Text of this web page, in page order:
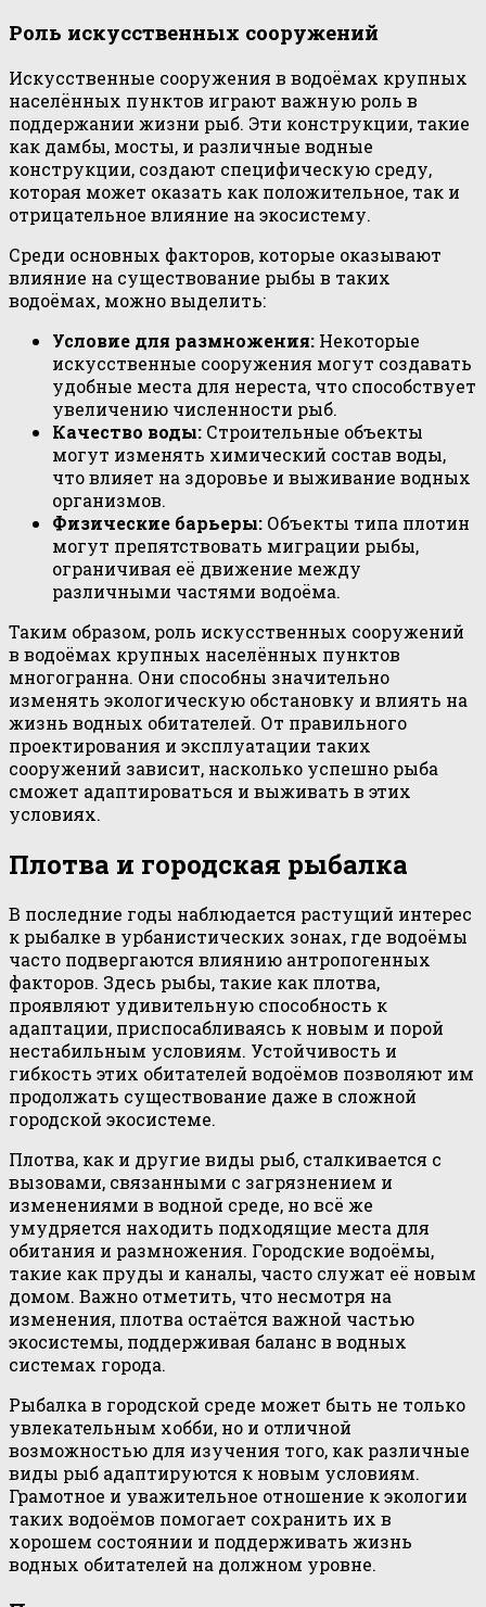
Роль искусственных сооружений
Искусственные сооружения в водоёмах крупных
населённых пунктов играют важную роль в
поддержании жизни рыб. Эти конструкции, такие
как дамбы, мосты, и различные водные
конструкции, создают специфическую среду,
которая может оказать как положительное, так и
отрицательное влияние на экосистему.
Среди основных факторов, которые оказывают
влияние на существование рыбы в таких
водоёмах, можно выделить:
Условие для размножения: Некоторые
искусственные сооружения могут создавать
удобные места для нереста, что способствует
увеличению численности рыб.
Качество воды: Строительные объекты
могут изменять химический состав воды,
что влияет на здоровье и выживание водных
организмов.
Физические барьеры: Объекты типа плотин
могут препятствовать миграции рыбы,
ограничивая её движение между
различными частями водоёма.
Таким образом, роль искусственных сооружений
в водоёмах крупных населённых пунктов
многогранна. Они способны значительно
изменять экологическую обстановку и влиять на
жизнь водных обитателей. От правильного
проектирования и эксплуатации таких
сооружений зависит, насколько успешно рыба
сможет адаптироваться и выживать в этих
условиях.
Плотва и городская рыбалка
В последние годы наблюдается растущий интерес
к рыбалке в урбанистических зонах, где водоёмы
часто подвергаются влиянию антропогенных
факторов. Здесь рыбы, такие как плотва,
проявляют удивительную способность к
адаптации, приспосабливаясь к новым и порой
нестабильным условиям. Устойчивость и
гибкость этих обитателей водоёмов позволяют им
продолжать существование даже в сложной
городской экосистеме.
Плотва, как и другие виды рыб, сталкивается с
вызовами, связанными с загрязнением и
изменениями в водной среде, но всё же
умудряется находить подходящие места для
обитания и размножения. Городские водоёмы,
такие как пруды и каналы, часто служат её новым
домом. Важно отметить, что несмотря на
изменения, плотва остаётся важной частью
экосистемы, поддерживая баланс в водных
системах города.
Рыбалка в городской среде может быть не только
увлекательным хобби, но и отличной
возможностью для изучения того, как различные
виды рыб адаптируются к новым условиям.
Грамотное и уважительное отношение к экологии
таких водоёмов помогает сохранить их в
хорошем состоянии и поддерживать жизнь
водных обитателей на должном уровне.